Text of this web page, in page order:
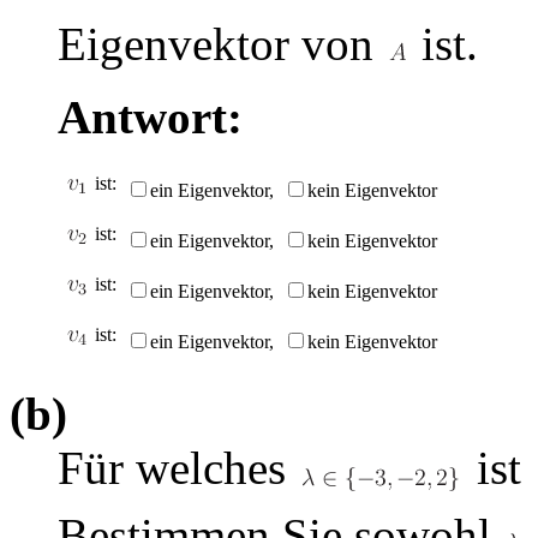
Eigenvektor von
ist.
Antwort:
ist: ein Eigenvektor, kein Eigenvektor
ist: ein Eigenvektor, kein Eigenvektor
ist: ein Eigenvektor, kein Eigenvektor
ist: ein Eigenvektor, kein Eigenvektor
(b)
Für welches
ist